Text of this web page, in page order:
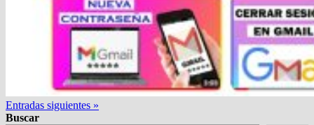
Entradas siguientes »
Buscar